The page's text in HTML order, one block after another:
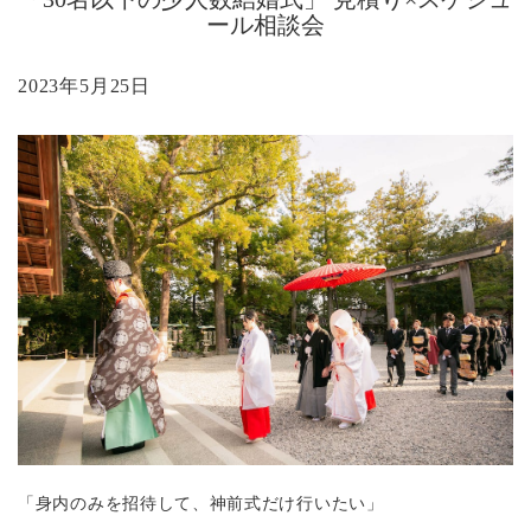
ール相談会
2023年5月25日
「身内のみを招待して、神前式だけ行いたい」